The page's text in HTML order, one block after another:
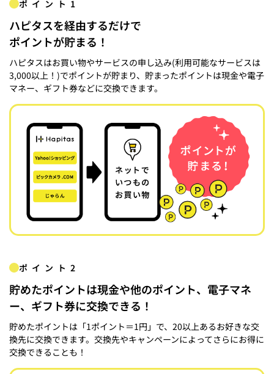
ポイント1
ハピタスを経由するだけで
ポイントが貯まる！
ハピタスはお買い物やサービスの申し込み(利用可能なサービスは
3,000以上！)でポイントが貯まり、貯まったポイントは現金や電子
マネー、ギフト券などに交換できます。
ポイント2
貯めたポイントは現金や他のポイント、電子マネ
ー、ギフト券に交換できる！
貯めたポイントは「1ポイント＝1円」で、20以上あるお好きな交
換先に交換できます。交換先やキャンペーンによってさらにお得に
交換できることも！